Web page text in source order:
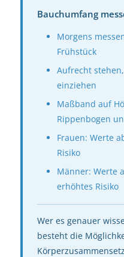
Bauchumfang
Morgens
Frühstück
Aufrecht
einziehen
Maßband auf
Rippenbogen
Frauen: Werte
Risiko
Männer: Werte
erhöhtes Risiko
Wer es genauer
besteht die